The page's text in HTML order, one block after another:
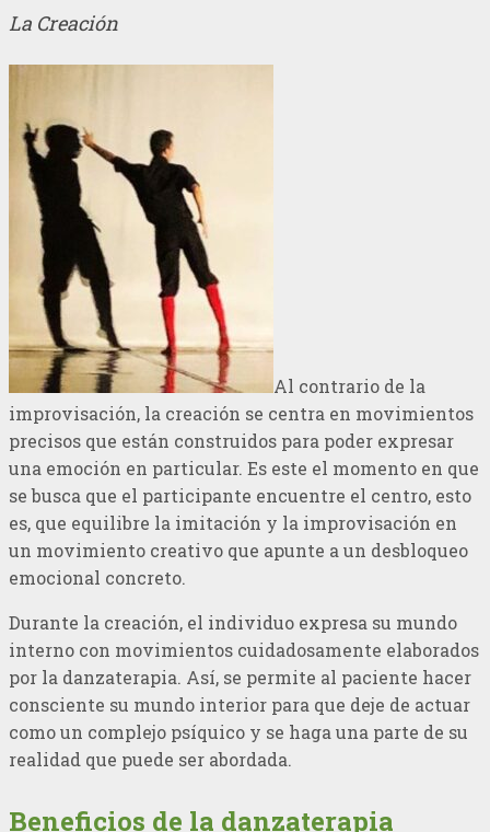
La Creación
Al contrario de la
improvisación, la creación se centra en movimientos
precisos que están construidos para poder expresar
una emoción en particular. Es este el momento en que
se busca que el participante encuentre el centro, esto
es, que equilibre la imitación y la improvisación en
un movimiento creativo que apunte a un desbloqueo
emocional concreto.
Durante la creación, el individuo expresa su mundo
interno con movimientos cuidadosamente elaborados
por la danzaterapia. Así, se permite al paciente hacer
consciente su mundo interior para que deje de actuar
como un complejo psíquico y se haga una parte de su
realidad que puede ser abordada.
Beneficios de la danzaterapia